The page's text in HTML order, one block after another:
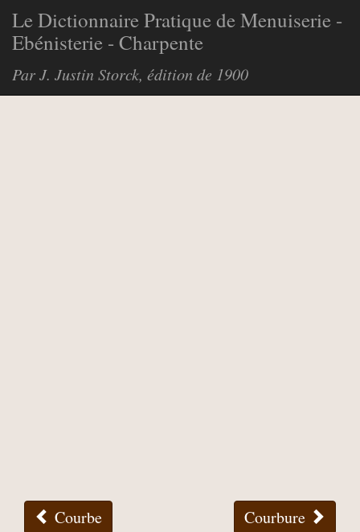
Le Dictionnaire Pratique de Menuiserie -
Ebénisterie - Charpente
Par J. Justin Storck, édition de 1900
Courbe Courbure